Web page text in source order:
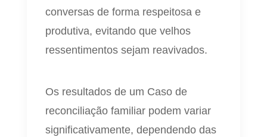
conversas de forma respeitosa e
produtiva, evitando que velhos
ressentimentos sejam reavivados.
Os resultados de um Caso de
reconciliação familiar podem variar
significativamente, dependendo das